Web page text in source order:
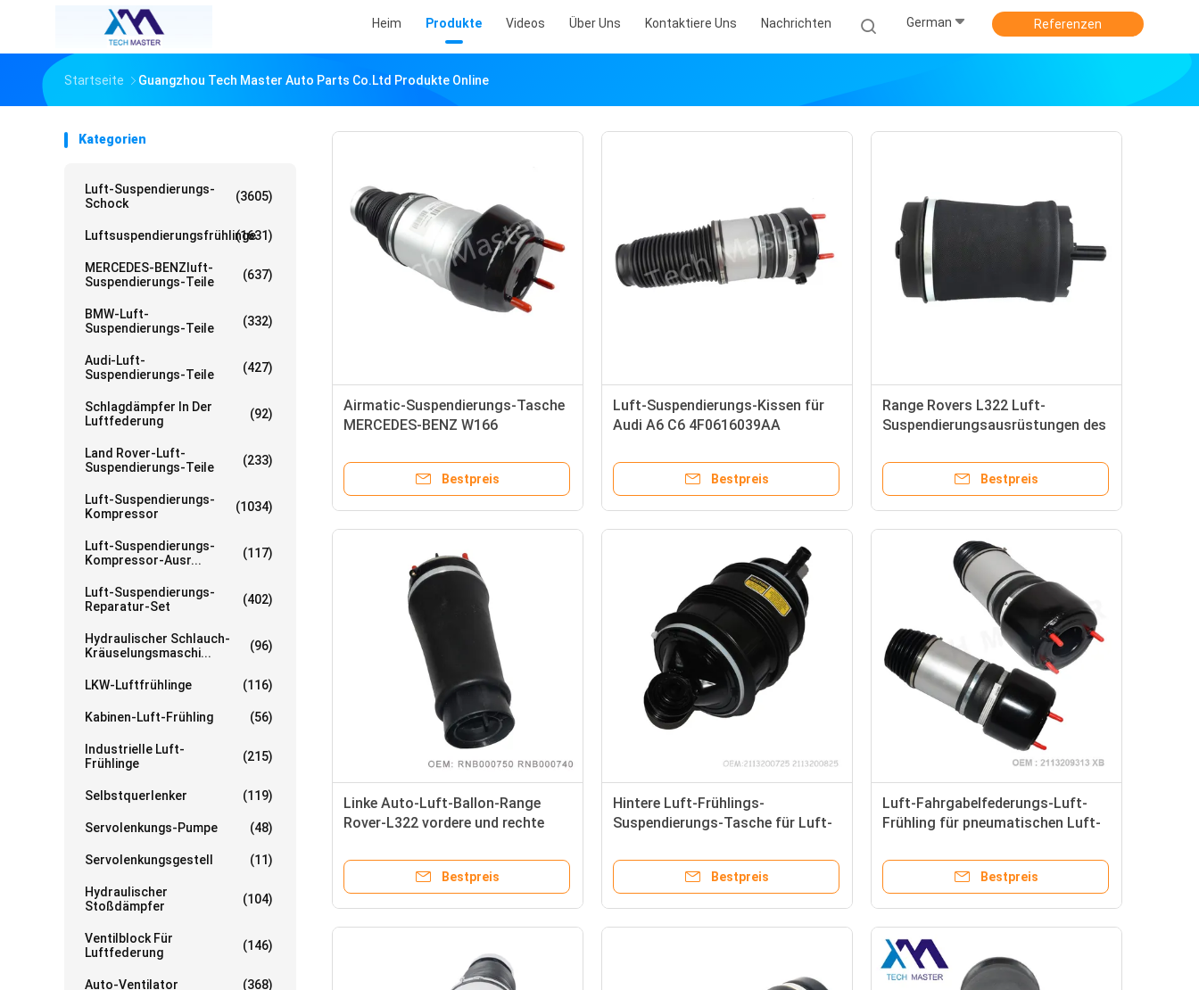
Heim Produkte Videos Über Uns Kontaktiere Uns Nachrichten German Referenzen
Startseite Guangzhou Tech Master Auto Parts Co.ltd Produkte Online
Kategorien
Luft-Suspendierungs-
Schock
(3605)
Luftsuspendierungsfrühlinge
(1631)
MERCEDES-BENZluft-
Suspendierungs-Teile
(637)
BMW-Luft-
Suspendierungs-Teile
(332)
Audi-Luft-
Suspendierungs-Teile
(427)
Schlagdämpfer In Der
Luftfederung
(92)
Land Rover-Luft-
Suspendierungs-Teile
(233)
Luft-Suspendierungs-
Kompressor
(1034)
Luft-Suspendierungs-
Kompressor-Ausr...
(117)
Luft-Suspendierungs-
Reparatur-Set
(402)
Hydraulischer Schlauch-
Kräuselungsmaschi...
(96)
LKW-Luftfrühlinge (116)
Kabinen-Luft-Frühling (56)
Industrielle Luft-
Frühlinge
(215)
Selbstquerlenker (119)
Servolenkungs-Pumpe (48)
Servolenkungsgestell (11)
Hydraulischer
Stoßdämpfer
(104)
Ventilblock Für
Luftfederung
(146)
Auto-Ventilator (368)
Airmatic-Suspendierungs-Tasche
MERCEDES-BENZ W166
1663202613 1663201413
Bestpreis
Luft-Suspendierungs-Kissen für
Audi A6 C6 4F0616039AA
4F0616040R
Bestpreis
Range Rovers L322 Luft-
Suspendierungsausrüstungen des
RKB000151 RKB500240
Bestpreis
Linke Auto-Luft-Ballon-Range
Rover-L322 vordere und rechte
RNB000750 RNB000740
Bestpreis
Hintere Luft-Frühlings-
Suspendierungs-Tasche für Luft-
MERCEDES-BENZ W211 Airmatic
2113200725 2113200825
Bestpreis
Luft-Fahrgabelfederungs-Luft-
Frühling für pneumatischen Luft-
MERCEDES-BENZ
Bestpreis